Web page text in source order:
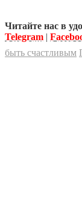
Читайте нас в
Telegram |
быть счастливым